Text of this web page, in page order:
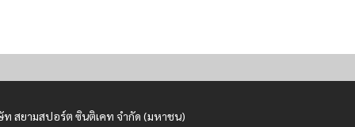
สยามสปอร์ต ซินติเคท จำกัด (มหาชน)